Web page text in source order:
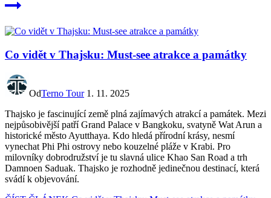
Co vidět v Thajsku: Must-see atrakce a památky
OdTerno Tour 1. 11. 2025
Thajsko je fascinující země plná zajímavých atrakcí a památek. Mezi
nejpůsobivější patří Grand Palace v Bangkoku, svatyně Wat Arun a
historické město Ayutthaya. Kdo hledá přírodní krásy, nesmí
vynechat Phi Phi ostrovy nebo kouzelné pláže v Krabi. Pro
milovníky dobrodružství je tu slavná ulice Khao San Road a trh
Damnoen Saduak. Thajsko je rozhodně jedinečnou destinací, která
svádí k objevování.